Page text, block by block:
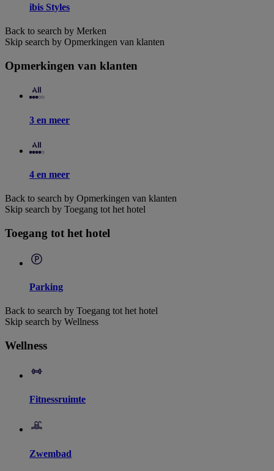
ibis Styles
Back to search by Merken
Skip search by Opmerkingen van klanten
Opmerkingen van klanten
3 en meer
4 en meer
Back to search by Opmerkingen van klanten
Skip search by Toegang tot het hotel
Toegang tot het hotel
Parking
Back to search by Toegang tot het hotel
Skip search by Wellness
Wellness
Fitnessruimte
Zwembad